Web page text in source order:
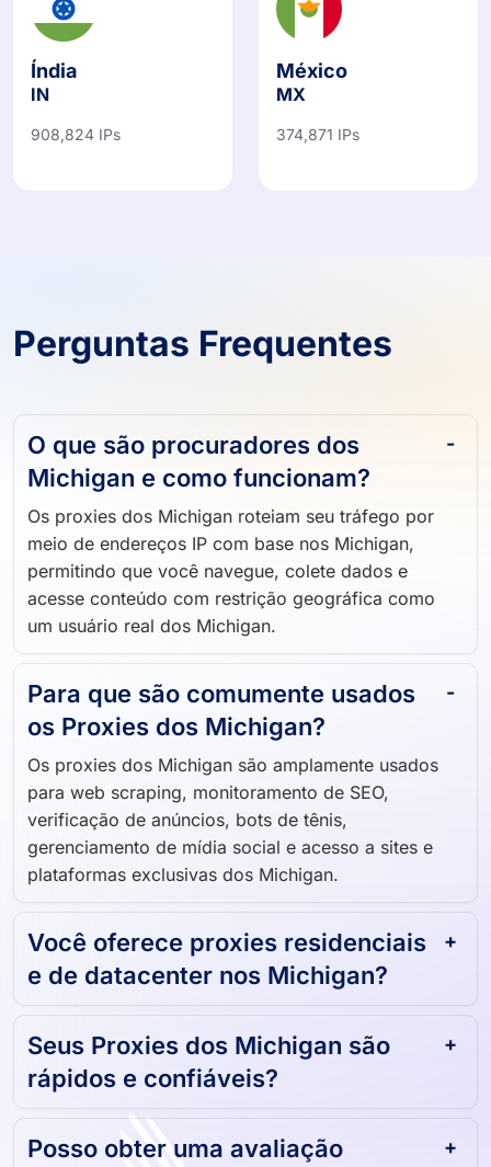
IN MX
O que são procuradores dos
Michigan e como funcionam?
Os proxies dos Michigan roteiam seu tráfego por
meio de endereços IP com base nos Michigan,
permitindo que você navegue, colete dados e
acesse conteúdo com restrição geográfica como
Para que são comumente usados ​​
os Proxies dos Michigan?
Os proxies dos Michigan são amplamente usados ​​
para web scraping, monitoramento de SEO,
verificação de anúncios, bots de tênis,
gerenciamento de mídia social e acesso a sites e
Você oferece proxies residenciais
Seus Proxies dos Michigan são
rápidos e confiáveis?